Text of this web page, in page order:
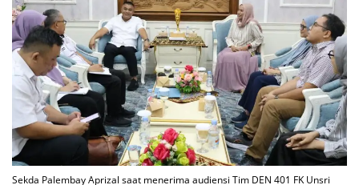
Sekda Palembay Aprizal saat menerima audiensi Tim DEN 401 FK Unsri